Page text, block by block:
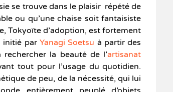
se trouve dans le plaisir répété de
ou qu’une chaise soit fantaisiste
Tokyoïte d’adoption, est fortement
initié parYanagi Soetsu à partir des
la beauté de l’artisanat
tout pour l’usage du quotidien.
de peu, de la nécessité, qui lui